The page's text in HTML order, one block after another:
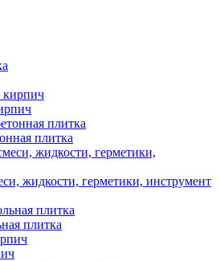
плитка
жидкости, герметики, инструмент
плитка